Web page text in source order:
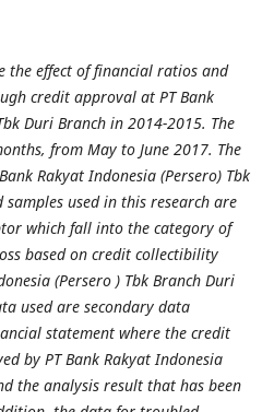
the effect of financial ratios and
credit approval at PT Bank
Duri Branch in 2014-2015. The
from May to June 2017. The
Rakyat Indonesia (Persero) Tbk
used in this research are
which fall into the category of
based on credit collectibility
(Persero ) Tbk Branch Duri
used are secondary data
statement where the credit
by PT Bank Rakyat Indonesia
the analysis result that has been